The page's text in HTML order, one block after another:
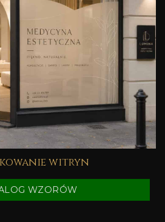
witryn
WZORÓW